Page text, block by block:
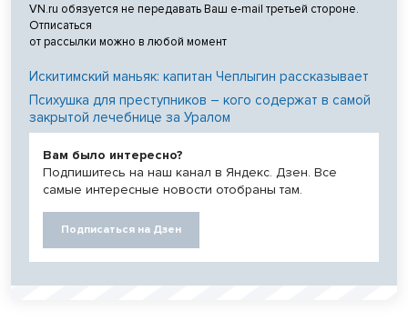
VN.ru обязуется не передавать Ваш e-mail третьей стороне.
Отписаться
от рассылки можно в любой момент
Искитимский маньяк: капитан Чеплыгин рассказывает
Психушка для преступников – кого содержат в самой
закрытой лечебнице за Уралом
Вам было интересно?
Подпишитесь на наш канал в Яндекс. Дзен. Все
самые интересные новости отобраны там.
Подписаться на Дзен